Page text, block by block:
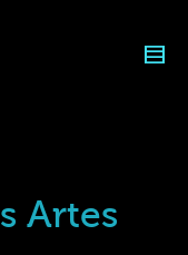
Artes